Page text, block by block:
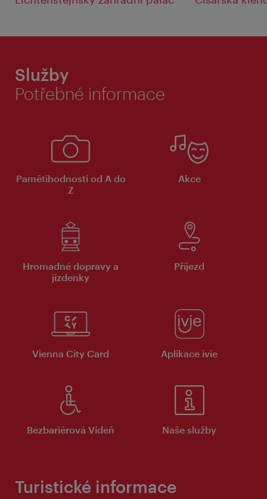
Služby
Potřebné informace
Pamětihodnosti od A do
Z
Akce
Hromadné dopravy a
jízdenky
Příjezd
Vienna City Card Aplikace ivie
Bezbariérová Vídeň Naše služby
Turistické informace